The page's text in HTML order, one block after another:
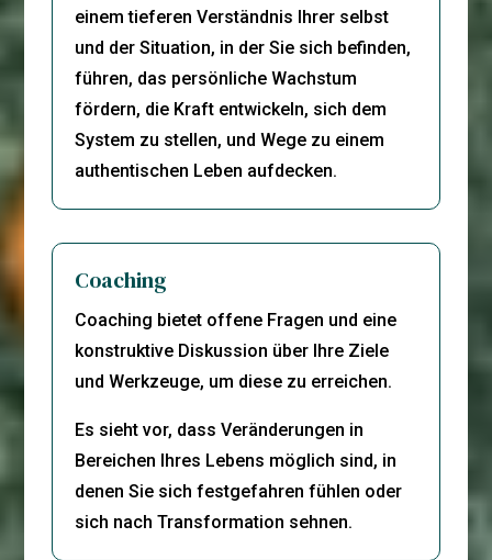
einem tieferen Verständnis Ihrer selbst
und der Situation, in der Sie sich befinden,
führen, das persönliche Wachstum
fördern, die Kraft entwickeln, sich dem
System zu stellen, und Wege zu einem
authentischen Leben aufdecken.
Coaching
Coaching bietet offene Fragen und eine
konstruktive Diskussion über Ihre Ziele
und Werkzeuge, um diese zu erreichen.
Es sieht vor, dass Veränderungen in
Bereichen Ihres Lebens möglich sind, in
denen Sie sich festgefahren fühlen oder
sich nach Transformation sehnen.